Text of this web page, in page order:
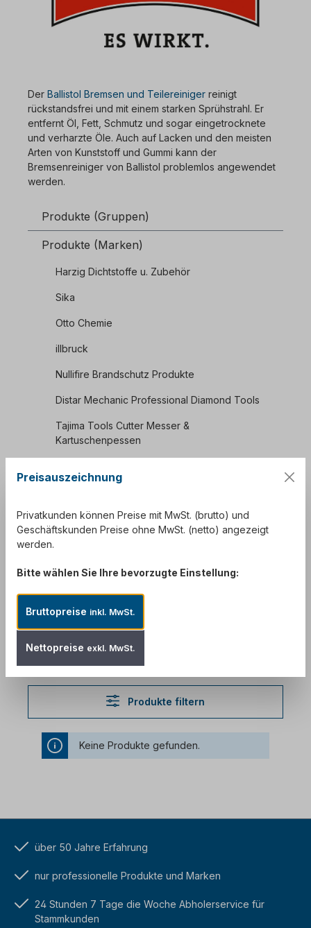
Der Ballistol Bremsen und Teilereiniger reinigt
rückstandsfrei und mit einem starken Sprühstrahl. Er
entfernt Öl, Fett, Schmutz und sogar eingetrocknete
und verharzte Öle. Auch auf Lacken und den meisten
Arten von Kunststoff und Gummi kann der
Bremsenreiniger von Ballistol problemlos angewendet
werden.
Produkte (Gruppen)
Produkte (Marken)
Harzig Dichtstoffe u. Zubehör
Sika
Otto Chemie
illbruck
Nullifire Brandschutz Produkte
Distar Mechanic Professional Diamond Tools
Tajima Tools Cutter Messer &
Kartuschenpessen
Kaufmann Bauwerkzeuge
Schönox Fliesen- und Baustofftechnik (Sika)
Brenntag
Infothek
Service
Produkte filtern
Keine Produkte gefunden.
über 50 Jahre Erfahrung
nur professionelle Produkte und Marken
24 Stunden 7 Tage die Woche Abholerservice für
Stammkunden
Preisauszeichnung
Privatkunden können Preise mit MwSt. (brutto) und
Geschäftskunden Preise ohne MwSt. (netto) angezeigt
werden.
Bitte wählen Sie Ihre bevorzugte Einstellung:
Bruttopreise inkl. MwSt.
Nettopreise exkl. MwSt.